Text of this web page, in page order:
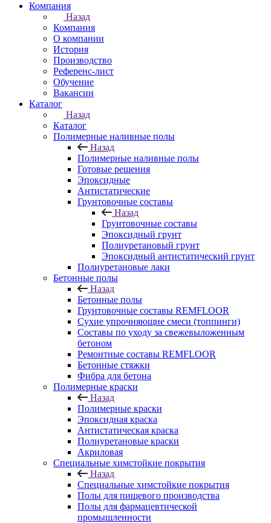
Компания
Назад
Компания
О компании
История
Производство
Референс-лист
Обучение
Вакансии
Каталог
Назад
Каталог
Полимерные наливные полы
Назад
Полимерные наливные полы
Готовые решения
Эпоксидные
Антистатические
Грунтовочные составы
Назад
Грунтовочные составы
Эпоксидный грунт
Полиуретановый грунт
Эпоксидный антистатический грунт
Полиуретановые лаки
Бетонные полы
Назад
Бетонные полы
Грунтовочные составы REMFLOOR
Сухие упрочняющие смеси (топпинги)
Составы по уходу за свежевыложенным
бетоном
Ремонтные составы REMFLOOR
Бетонные стяжки
Фибра для бетона
Полимерные краски
Назад
Полимерные краски
Эпоксидная краска
Антистатическая краска
Полиуретановые краски
Акриловая
Специальные химстойкие покрытия
Назад
Специальные химстойкие покрытия
Полы для пищевого производства
Полы для фармацевтической
промышленности